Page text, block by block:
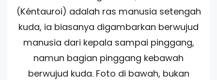
(Kéntauroi) adalah ras manusia setengah
kuda, ia biasanya digambarkan berwujud
manusia dari kepala sampai pinggang,
namun bagian pinggang kebawah
berwujud kuda. Foto di bawah, bukan